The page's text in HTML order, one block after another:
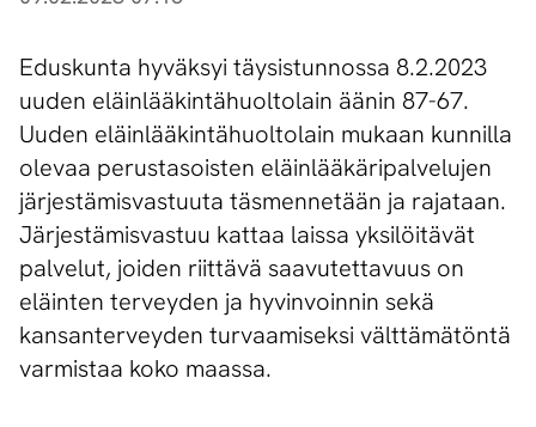
Eduskunta hyväksyi täysistunnossa 8.2.2023
uuden eläinlääkintähuoltolain äänin 87-67​.
Uuden eläinlääkintähuoltolain mukaan kunnilla
olevaa perustasoisten eläinlääkäripalvelujen
järjestämisvastuuta täsmennetään ja rajataan.
Järjestämisvastuu kattaa laissa yksilöitävät
palvelut, joiden riittävä saavutettavuus on
eläinten terveyden ja hyvinvoinnin sekä
kansanterveyden turvaamiseksi välttämätöntä
varmistaa koko maassa.